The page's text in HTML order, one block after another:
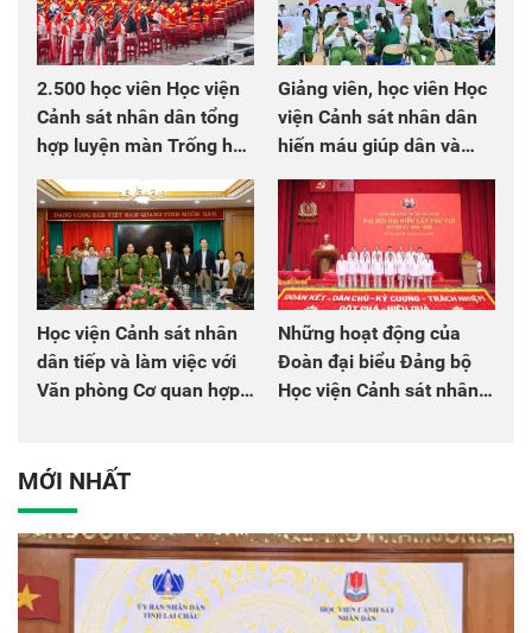
2.500 học viên Học viện
Cảnh sát nhân dân tổng
hợp luyện màn Trống hội
chào mừng Đại hội Đảng
Giảng viên, học viên Học
viện Cảnh sát nhân dân
hiến máu giúp dân và
đồng đội
Học viện Cảnh sát nhân
dân tiếp và làm việc với
Văn phòng Cơ quan hợp
Những hoạt động của
Đoàn đại biểu Đảng bộ
Học viện Cảnh sát nhân
MỚI NHẤT